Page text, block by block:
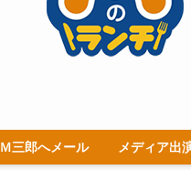
Ｍ三郎へメール メディア出